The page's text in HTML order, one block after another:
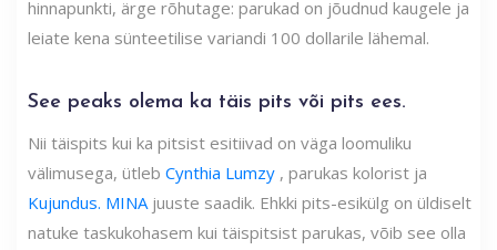
hinnapunkti, ärge rõhutage: parukad on jõudnud kaugele ja
leiate kena sünteetilise variandi 100 dollarile lähemal.
See peaks olema ka täis pits või pits ees.
Nii täispits kui ka pitsist esitiivad on väga loomuliku
välimusega, ütleb Cynthia Lumzy , parukas kolorist ja
Kujundus. MINAjuuste saadik. Ehkki pits-esikülg on üldiselt
natuke taskukohasem kui täispitsist parukas, võib see olla